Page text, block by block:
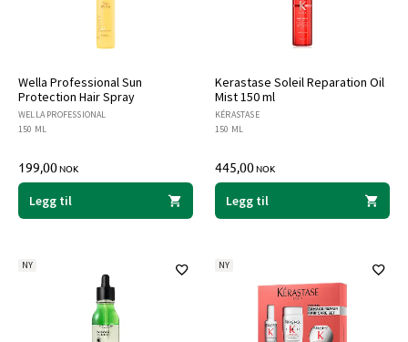
Wella Professional Sun
Protection Hair Spray
WELLA PROFESSIONAL
150 ML
199,00NOK
Legg til
Kerastase Soleil Reparation Oil
Mist 150 ml
KÉRASTASE
150 ML
445,00NOK
Legg til
NY NY